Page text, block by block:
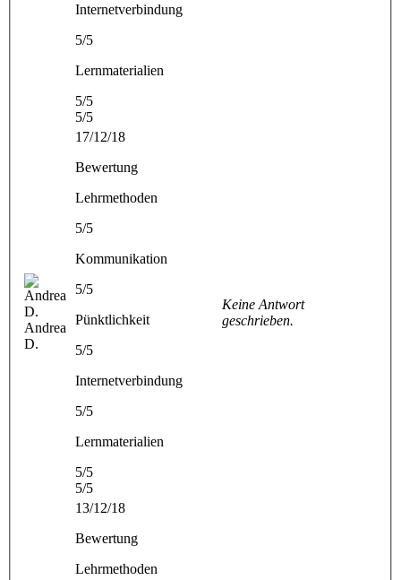
Internetverbindung
5/5
Lernmaterialien
5/5
5/5
Andrea
D.
17/12/18
Bewertung
Lehrmethoden
5/5
Kommunikation
5/5
Pünktlichkeit
5/5
Internetverbindung
5/5
Lernmaterialien
5/5
5/5
Keine Antwort
geschrieben.
13/12/18
Bewertung
Lehrmethoden